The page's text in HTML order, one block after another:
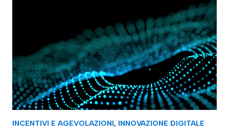
INCENTIVI E AGEVOLAZIONI, INNOVAZIONE DIGITALE